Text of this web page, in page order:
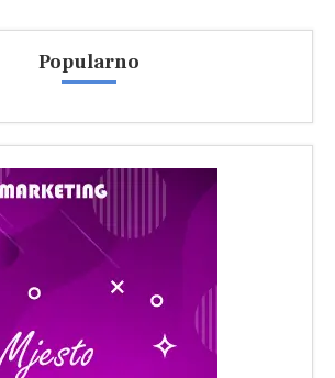
Popularno